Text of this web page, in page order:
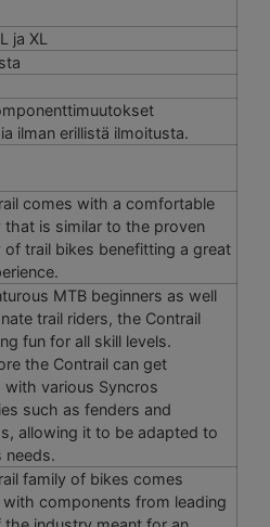
ja XL
ilman erillistä ilmoitusta.
comes with a comfortable
that is similar to the proven
of trail bikes benefitting a great
MTB beginners as well
trail riders, the Contrail
fun for all skill levels.
the Contrail can get
with various Syncros
such as fenders and
allowing it to be adapted to
needs.
family of bikes comes
with components from leading